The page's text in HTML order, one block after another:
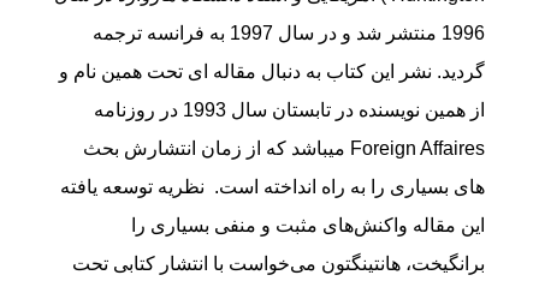
1996 منتشر شد و در سال 1997 به فرانسه ترجمه
گردید. نشر این کتاب به دنبال مقاله ای تحت همین نام و
از همین نویسنده در تابستان سال 1993 در روزنامه
Foreign Affaires میباشد که از زمان انتشارش بحث
های بسیاری را به راه انداخته است. نظریه توسعه یافته
این مقاله واکنش‌های مثبت و منفی بسیاری را
برانگیخت، هانتینگتون می‌خواست با انتشار کتابی تحت